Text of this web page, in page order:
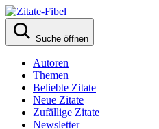
Suche öffnen
Autoren
Themen
Beliebte Zitate
Neue Zitate
Zufällige Zitate
Newsletter